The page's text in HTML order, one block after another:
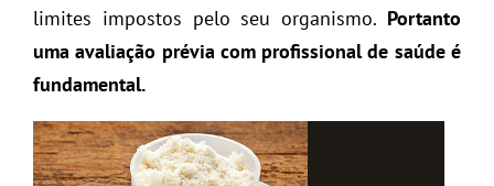
limites impostos pelo seu organismo. Portanto
uma avaliação prévia com profissional de saúde é
fundamental.